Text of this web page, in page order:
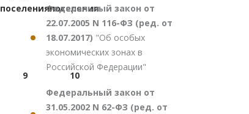
поселенияпоселения
9 10
Федеральный закон от
22.07.2005 N 116-ФЗ (ред. от
18.07.2017) "Об особых
экономических зонах в
Российской Федерации"
Федеральный закон от
31.05.2002 N 62-ФЗ (ред. от